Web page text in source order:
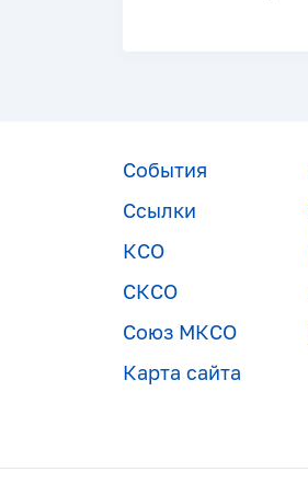
События
Ссылки
КСО
СКСО
Союз МКСО
Карта сайта